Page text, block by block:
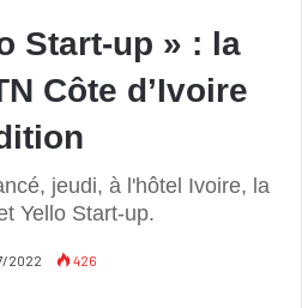
Start-up » : la
Côte d’Ivoire
jeudi, à l'hôtel Ivoire, la
Yello Start-up.
2022 426